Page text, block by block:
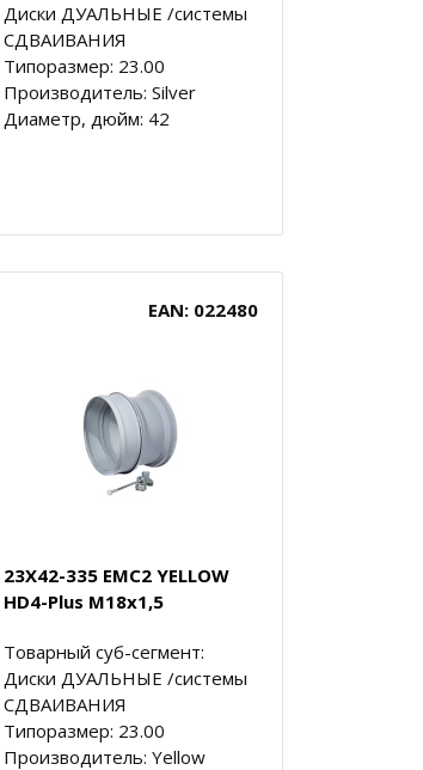
Диски ДУАЛЬНЫЕ /системы
СДВАИВАНИЯ
Типоразмер: 23.00
Производитель: Silver
Диаметр, дюйм: 42
EAN: 022480
23X42-335 EMC2 YELLOW
HD4-Plus M18x1,5
Товарный суб-сегмент:
Диски ДУАЛЬНЫЕ /системы
СДВАИВАНИЯ
Типоразмер: 23.00
Производитель: Yellow